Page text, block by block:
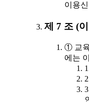
이용
제 7 조 (
① 교
에는